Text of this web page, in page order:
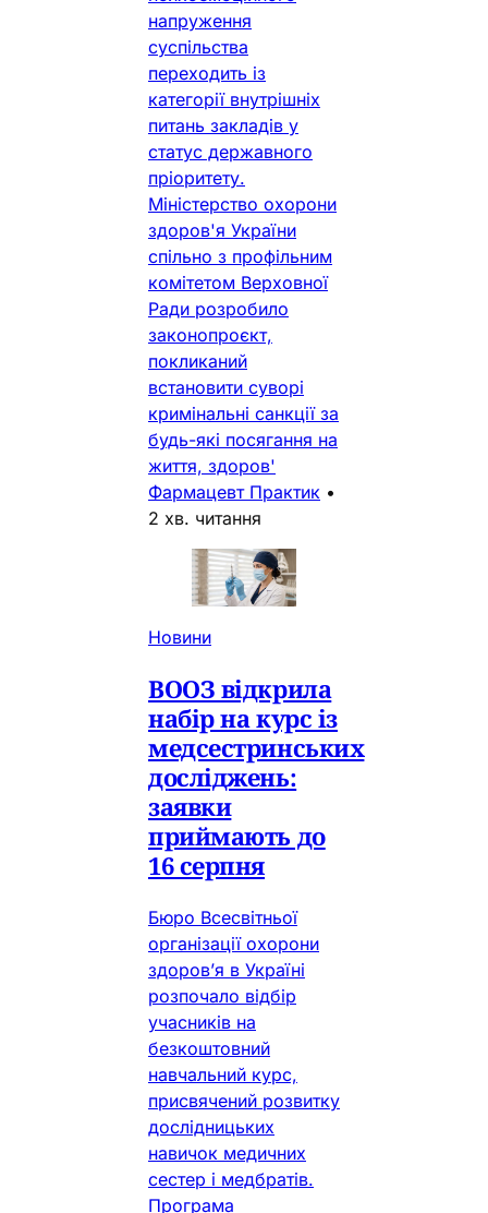
напруження
суспільства
переходить із
категорії внутрішніх
питань закладів у
статус державного
пріоритету.
Міністерство охорони
здоров'я України
спільно з профільним
комітетом Верховної
Ради розробило
законопроєкт,
покликаний
встановити суворі
кримінальні санкції за
будь-які посягання на
життя, здоров'
Фармацевт Практик •
2 хв. читання
Новини
ВООЗ відкрила
набір на курс із
медсестринських
досліджень:
заявки
приймають до
16 серпня
Бюро Всесвітньої
організації охорони
здоров’я в Україні
розпочало відбір
учасників на
безкоштовний
навчальний курс,
присвячений розвитку
дослідницьких
навичок медичних
сестер і медбратів.
Програма